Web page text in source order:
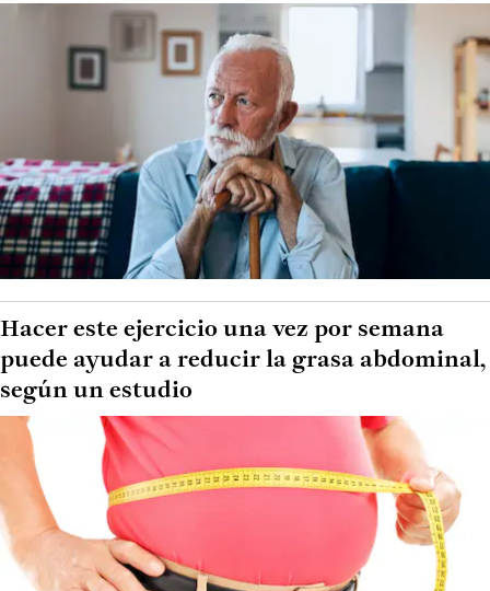
Hacer este ejercicio una vez por semana
puede ayudar a reducir la grasa abdominal,
según un estudio